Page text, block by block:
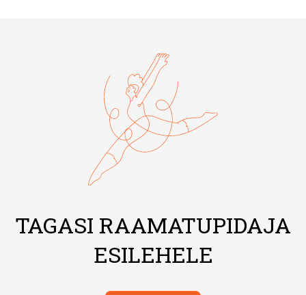
TAGASI RAAMATUPIDAJA
ESILEHELE